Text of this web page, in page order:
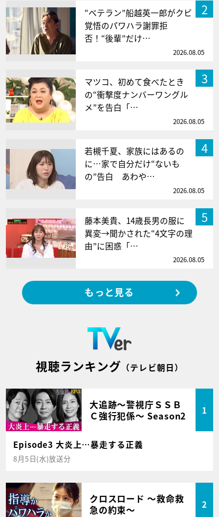
2
“ベテラン”船越英一郎がクビ
覚悟のパワハラ謝罪拒
否！“後輩”だけ…
2026.08.05
3
マツコ、初めて食べたとき
の“衝撃度ナンバーワングル
メ”を告白「…
2026.08.05
4
若槻千夏、家族にはあるの
に…家で自分だけ“ないも
の”告白 あわや…
2026.08.05
5
藤本美貴、14歳長男の服に
異変→聞かされた“4文字の理
由”に困惑「…
2026.08.05
もっと見る
視聴ランキング （テレビ朝日）
大追跡～警視庁ＳＳＢ
Ｃ強行犯係～ Season2
1
Episode3 大炎上…暴走する正義
8月5日(水)放送分
クロスロード ～救命救
急の約束～
2